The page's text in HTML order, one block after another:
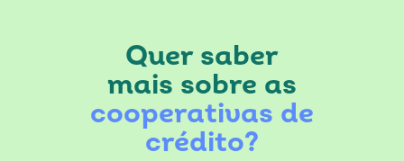
Quer saber
mais sobre as
cooperativas de
crédito?